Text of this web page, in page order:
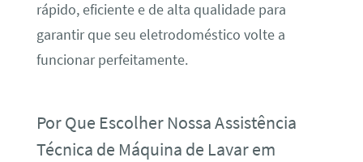
rápido, eficiente e de alta qualidade para
garantir que seu eletrodoméstico volte a
funcionar perfeitamente.
Por Que Escolher Nossa Assistência
Técnica de Máquina de Lavar em